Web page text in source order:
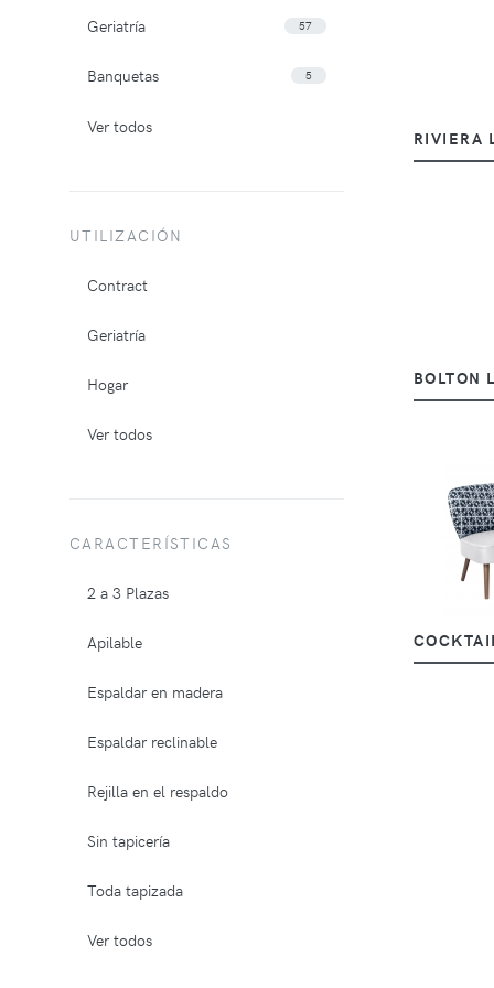
RIVIERA
BOLTON
Geriatría 57
Banquetas 5
Ver todos
UTILIZACIÓN
Contract
Geriatría
Hogar
Ver todos
CARACTERÍSTICAS
2 a 3 Plazas
Apilable
Espaldar en madera
Espaldar reclinable
Rejilla en el respaldo
Sin tapicería
Toda tapizada
Ver todos